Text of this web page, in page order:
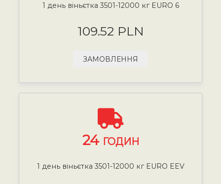
1 день віньєтка 3501-12000 кг EURO 6
109.52 PLN
ЗАМОВЛЕННЯ
24 ГОДИН
1 день віньєтка 3501-12000 кг EURO EEV